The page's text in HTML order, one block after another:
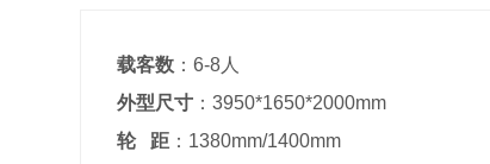
载客数 ：6-8人
外型尺寸 ：3950*1650*2000mm
轮 距 ：1380mm/1400mm